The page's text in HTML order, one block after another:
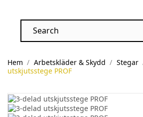
Hem Arbetskläder & Skydd Stegar
utskjutsstege PROF